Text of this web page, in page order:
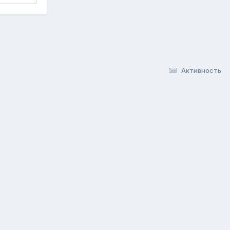
Активность